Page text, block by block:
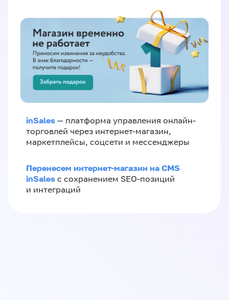
inSales — платформа управления онлайн-
торговлей через интернет-магазин,
маркетплейсы, соцсети и мессенджеры
Перенесем интернет-магазин на CMS
inSales с сохранением SEO-позиций
и интеграций